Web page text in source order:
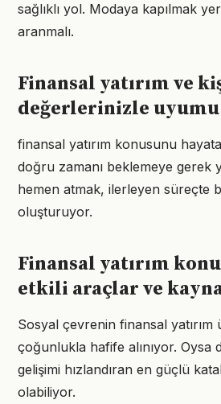
sağlıklı yol. Modaya kapılmak
aranmalı.
Finansal yatırım ve
değerlerinizle uyumu
finansal yatırım konusunu
doğru zamanı beklemeye gerek
hemen atmak, ilerleyen süreçte
oluşturuyor.
Finansal yatırım
etkili araçlar ve
Sosyal çevrenin finansal yatırım
çoğunlukla hafife alınıyor. Oysa
gelişimi hızlandıran en güçlü
olabiliyor.